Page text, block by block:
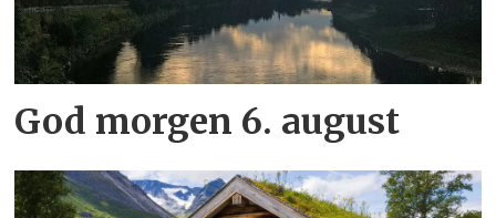
God morgen 6. august